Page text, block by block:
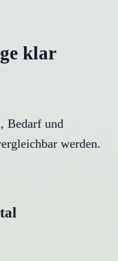
klar
Bedarf und
werden.